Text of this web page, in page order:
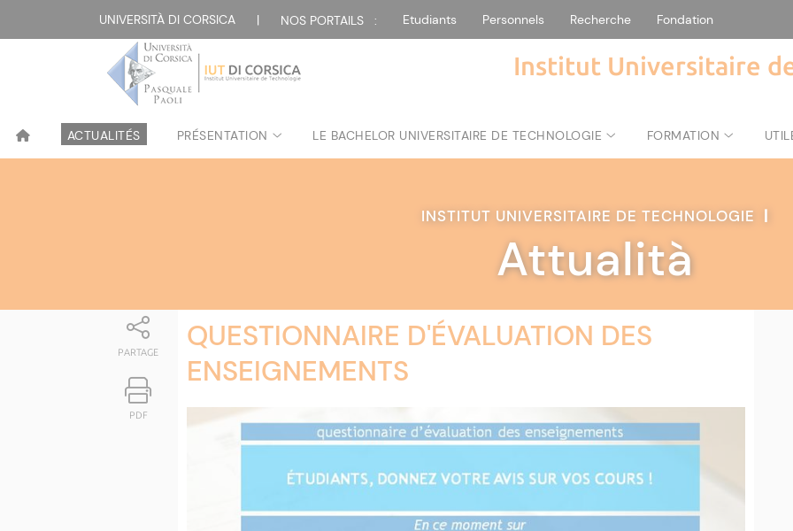
UNIVERSITÀ DI CORSICA | NOS PORTAILS : Etudiants Personnels Recherche Fondation
Institut Universitaire
ACTUALITÉS PRÉSENTATION LE BACHELOR UNIVERSITAIRE DE TECHNOLOGIE FORMATION
INSTITUT UNIVERSITAIRE DE TECHNOLOGIE |
Attualità
PARTAGE
PDF
QUESTIONNAIRE D'ÉVALUATION DES
ENSEIGNEMENTS